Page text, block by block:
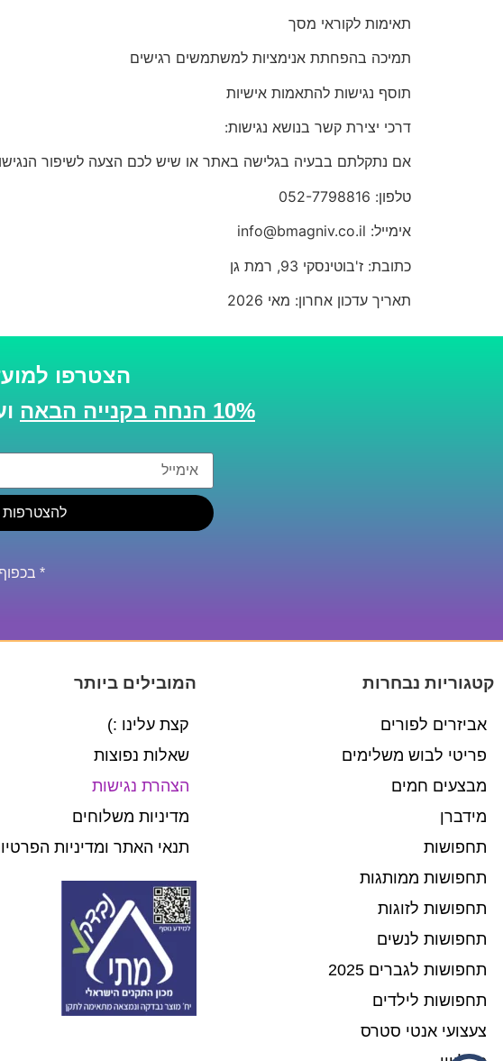
תאימות לקוראי מסך
תמיכה בהפחתת אנימציות למשתמשים רגישים
תוסף נגישות להתאמות אישיות
דרכי יצירת קשר בנושא נגישות:
אם נתקלתם בבעיה בגלישה באתר או שיש לכם הצעה לשיפור
טלפון: 052-7798816
אימייל: info@bmagniv.co.il
כתובת: ז'בוטינסקי 93, רמת גן
תאריך עדכון אחרון: מאי 2026
הצטרפו
10% הנחה בקנייה הבאה
*
קטגוריות נבחרות
אביזרים לפורים
פריטי לבוש משלימים
מבצעים חמים
מידברן
תחפושות
תחפושות ממותגות
תחפושות לזוגות
תחפושות לנשים
תחפושות לגברים 2025
תחפושות לילדים
צעצועי אנטי סטרס
המובילים ביותר
קצת עלינו :)
שאלות נפוצות
הצהרת נגישות
מדיניות משלוחים
תנאי האתר ומדיניות